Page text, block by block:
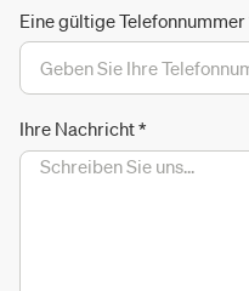
Eine gültige Telefonnummer
Ihre Nachricht*